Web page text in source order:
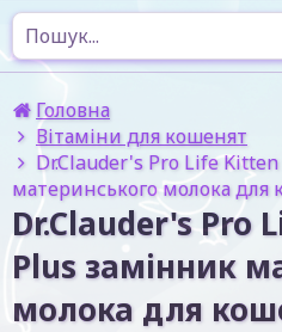
Головна
Вітаміни для кошенят
Dr.Clauder's Pro Life
материнського молока для
Dr.Clauder's Pro
Plus замінник
молока для